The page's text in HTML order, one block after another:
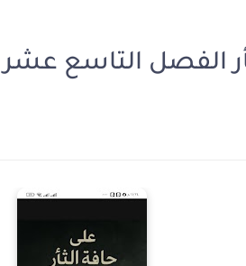
التاسع عشر 19 زينب نور